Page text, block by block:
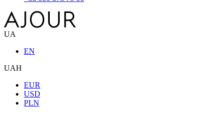
UA
EN
UAH
EUR
USD
PLN